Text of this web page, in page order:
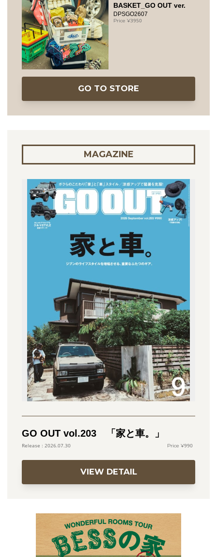
BASKET_GO OUT ver.
DPSGO2607
3950
GO TO STORE
MAGAZINE
GO OUT vol.203 「家と車。」
2026.07.30 990
VIEW DETAIL